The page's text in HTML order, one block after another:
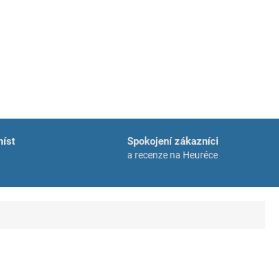
Spokojení zákazníci
a recenze na Heuréce